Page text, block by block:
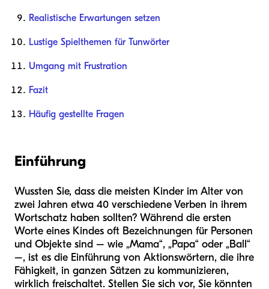
Realistische Erwartungen setzen
Lustige Spielthemen für Tunwörter
Umgang mit Frustration
Fazit
Häufig gestellte Fragen
Einführung
Wussten Sie, dass die meisten Kinder im Alter von
zwei Jahren etwa 40 verschiedene Verben in ihrem
Wortschatz haben sollten? Während die ersten
Worte eines Kindes oft Bezeichnungen für Personen
und Objekte sind – wie „Mama“, „Papa“ oder „Ball“
–, ist es die Einführung von Aktionswörtern, die ihre
Fähigkeit, in ganzen Sätzen zu kommunizieren,
wirklich freischaltet. Stellen Sie sich vor, Sie könnten